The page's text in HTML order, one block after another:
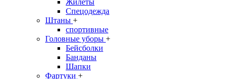
Жилеты
Спецодежда
Штаны +
спортивные
Головные уборы +
Бейсболки
Банданы
Шапки
Фартуки +